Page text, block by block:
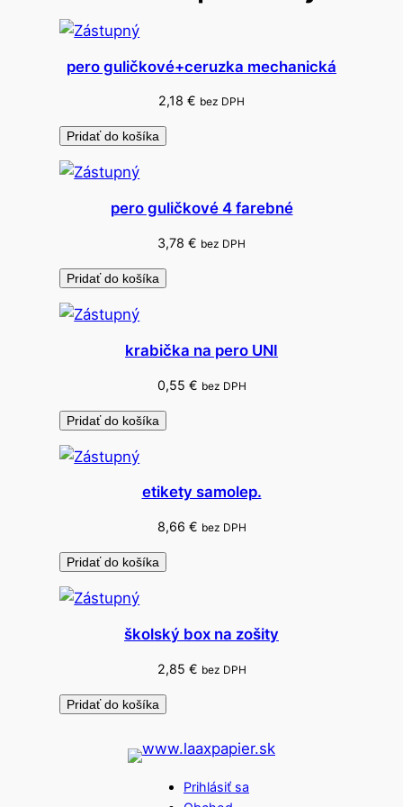
č
í
o
á
b
ó
5
0
pero guličkové+ceruzka mechanická
2,18 € bez DPH
Pridať do košíka
pero guličkové 4 farebné
3,78 € bez DPH
Pridať do košíka
krabička na pero UNI
0,55 € bez DPH
Pridať do košíka
etikety samolep.
8,66 € bez DPH
Pridať do košíka
školský box na zošity
2,85 € bez DPH
Pridať do košíka
Prihlásiť sa